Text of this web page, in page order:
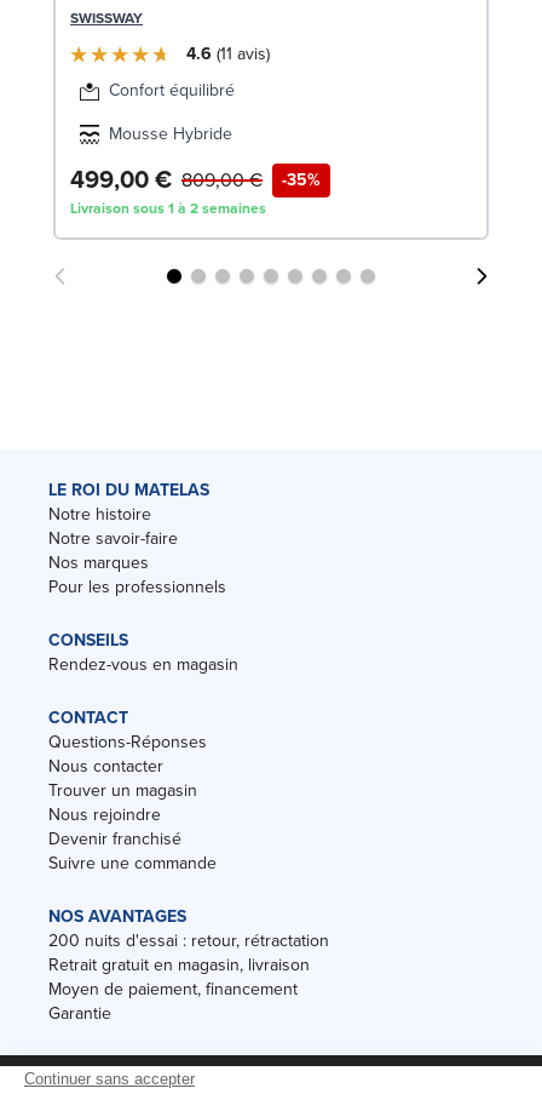
SWISSWAY
4.6 11 avis
Confort équilibré
Mousse Hybride
499,00 € -35%
809,00 €
Livraison sous 1 à 2 semaines
LE ROI DU MATELAS
Notre histoire
Notre savoir-faire
Nos marques
Pour les professionnels
CONSEILS
Rendez-vous en magasin
CONTACT
Questions-Réponses
Nous contacter
Trouver un magasin
Nous rejoindre
Devenir franchisé
Suivre une commande
NOS AVANTAGES
200 nuits d'essai : retour, rétractation
Retrait gratuit en magasin, livraison
Moyen de paiement, financement
Garantie